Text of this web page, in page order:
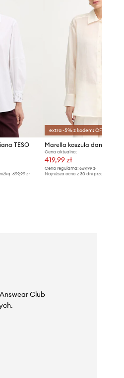
TESO
699,99 zł
extra -5% z kodem: OFF*
Marella koszula damska
Cena aktualna:
419,99 zł
Cena regularna: 669,99 zł
Najniższa cena z 30 dni przed obniżką:
Club